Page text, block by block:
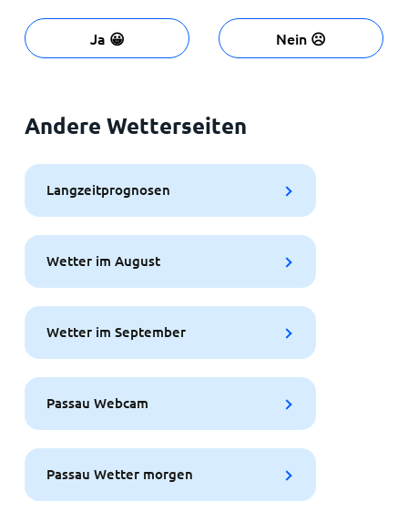
Ja 😀 Nein ☹️
Andere Wetterseiten
Langzeitprognosen
Wetter im August
Wetter im September
Passau Webcam
Passau Wetter morgen